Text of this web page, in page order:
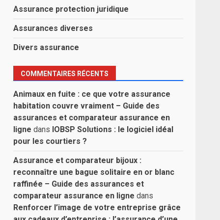
Assurance protection juridique
Assurances diverses
Divers assurance
COMMENTAIRES RÉCENTS
Animaux en fuite : ce que votre assurance
habitation couvre vraiment – Guide des
assurances et comparateur assurance en
ligne dans IOBSP Solutions : le logiciel idéal
pour les courtiers ?
Assurance et comparateur bijoux :
reconnaître une bague solitaire en or blanc
raffinée – Guide des assurances et
comparateur assurance en ligne dans
Renforcer l’image de votre entreprise grâce